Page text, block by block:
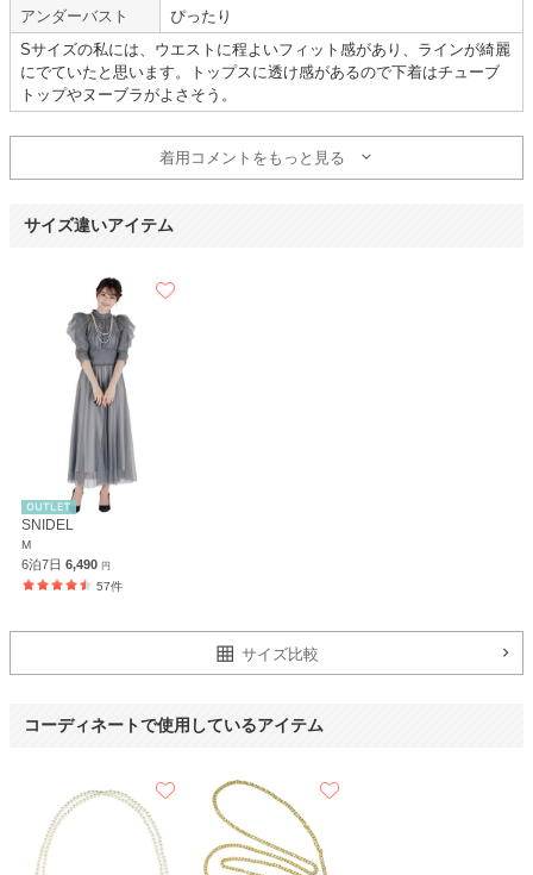
Hermoso Dorry Doll trattoria
身長 :155〜159cm
体型 : 華奢
サイズ :ぴったり
丈 : くるぶし
【一緒に注文した商品】
mebelle muse
アンダーバスト
ぴったり
Sサイズの私には、ウエストに程よいフィット感があり、ラインが綺麗
にでていたと思います。トップスに透け感があるので下着はチューブ
トップやヌーブラがよさそう。
着用コメントをもっと見る
サイズ違いアイテム
SNIDEL
M
6泊7日 6,490 円
57件
サイズ比較
コーディネートで使用しているアイテム